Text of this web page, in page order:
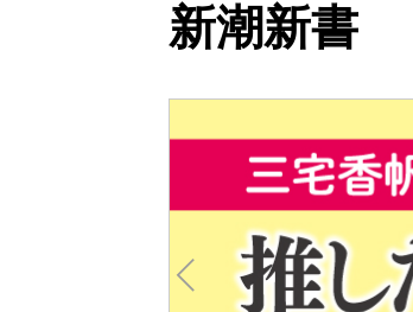
新潮新書